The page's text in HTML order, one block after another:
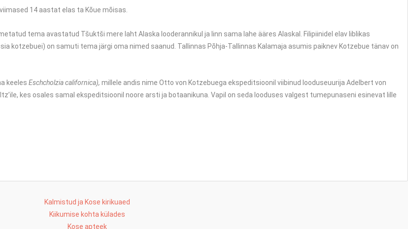
14 aastat elas ta Kõue mõisas.
tema avastatud Tšuktši mere laht Alaska looderannikul ja linn sama lahe ääres Alaskal. Filipiinidel elav liblikas
kotzebuei) on samuti tema järgi oma nimed saanud. Tallinnas Põhja-Tallinnas Kalamaja asumis paiknev Kotzebue tänav on
keeles Eschcholzia californica), millele andis nime Otto von Kotzebuega ekspeditsioonil viibinud looduseuurija Adelbert von
kes osales samal ekspeditsioonil noore arsti ja botaanikuna. Vapil on seda looduses valgest tumepunaseni esinevat lille
Kalmistud ja Kose kirikuaed
Kiikumise kohta külades
Kose apteek